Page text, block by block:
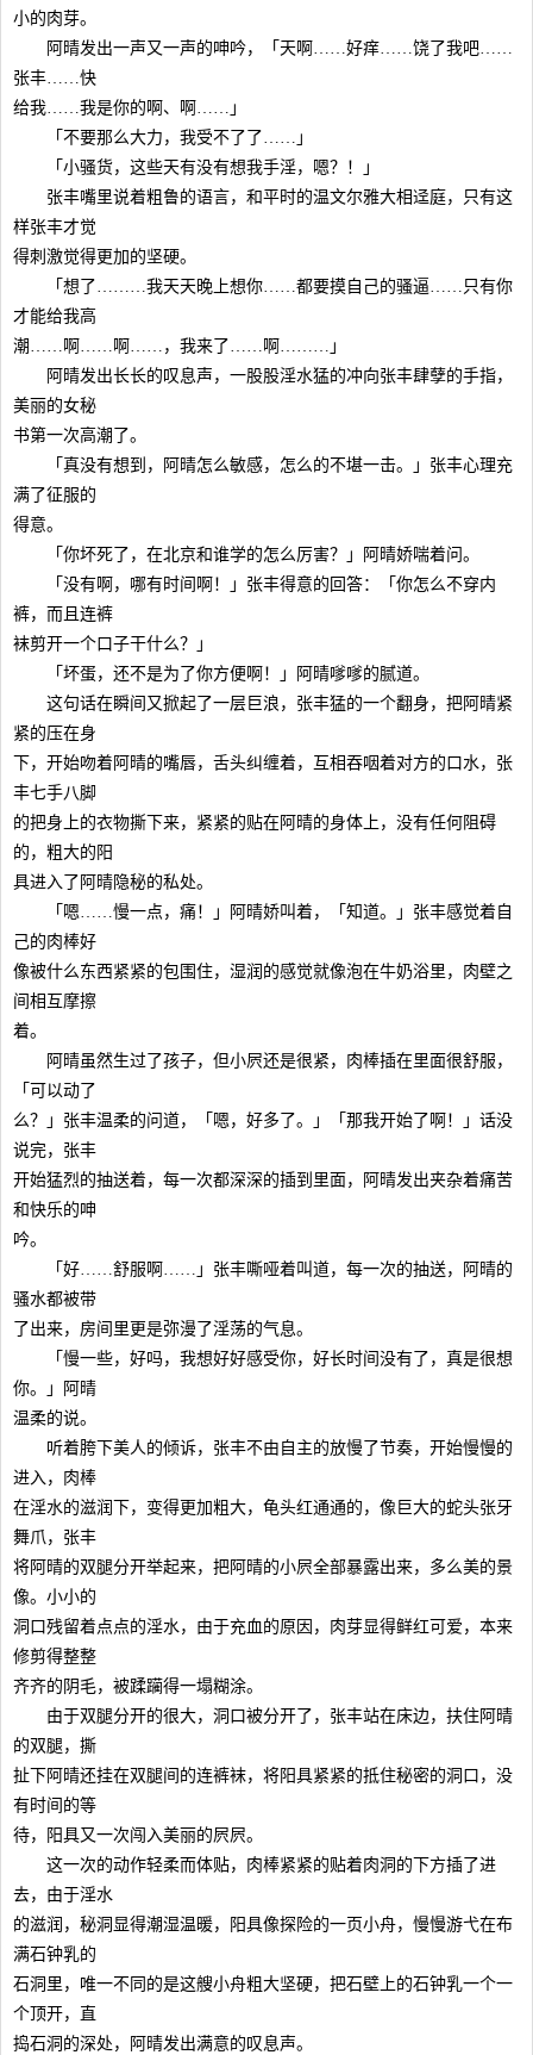
小的肉芽。
阿晴发出一声又一声的呻吟，「天啊……好痒……饶了我吧……
张丰……快
给我……我是你的啊、啊……」
「不要那么大力，我受不了了……」
「小骚货，这些天有没有想我手淫，嗯？！」
张丰嘴里说着粗鲁的语言，和平时的温文尔雅大相迳庭，只有这
样张丰才觉
得刺激觉得更加的坚硬。
「想了………我天天晚上想你……都要摸自己的骚逼……只有你
才能给我高
潮……啊……啊……，我来了……啊………」
阿晴发出长长的叹息声，一股股淫水猛的冲向张丰肆孽的手指，
美丽的女秘
书第一次高潮了。
「真没有想到，阿晴怎么敏感，怎么的不堪一击。」张丰心理充
满了征服的
得意。
「你坏死了，在北京和谁学的怎么厉害？」阿晴娇喘着问。
「没有啊，哪有时间啊！」张丰得意的回答：「你怎么不穿内
裤，而且连裤
袜剪开一个口子干什么？」
「坏蛋，还不是为了你方便啊！」阿晴嗲嗲的腻道。
这句话在瞬间又掀起了一层巨浪，张丰猛的一个翻身，把阿晴紧
紧的压在身
下，开始吻着阿晴的嘴唇，舌头纠缠着，互相吞咽着对方的口水，张
丰七手八脚
的把身上的衣物撕下来，紧紧的贴在阿晴的身体上，没有任何阻碍
的，粗大的阳
具进入了阿晴隐秘的私处。
「嗯……慢一点，痛！」阿晴娇叫着，「知道。」张丰感觉着自
己的肉棒好
像被什么东西紧紧的包围住，湿润的感觉就像泡在牛奶浴里，肉壁之
间相互摩擦
着。
阿晴虽然生过了孩子，但小屄还是很紧，肉棒插在里面很舒服，
「可以动了
么？」张丰温柔的问道，「嗯，好多了。」「那我开始了啊！」话没
说完，张丰
开始猛烈的抽送着，每一次都深深的插到里面，阿晴发出夹杂着痛苦
和快乐的呻
吟。
「好……舒服啊……」张丰嘶哑着叫道，每一次的抽送，阿晴的
骚水都被带
了出来，房间里更是弥漫了淫荡的气息。
「慢一些，好吗，我想好好感受你，好长时间没有了，真是很想
你。」阿晴
温柔的说。
听着胯下美人的倾诉，张丰不由自主的放慢了节奏，开始慢慢的
进入，肉棒
在淫水的滋润下，变得更加粗大，龟头红通通的，像巨大的蛇头张牙
舞爪，张丰
将阿晴的双腿分开举起来，把阿晴的小屄全部暴露出来，多么美的景
像。小小的
洞口残留着点点的淫水，由于充血的原因，肉芽显得鲜红可爱，本来
修剪得整整
齐齐的阴毛，被蹂躏得一塌糊涂。
由于双腿分开的很大，洞口被分开了，张丰站在床边，扶住阿晴
的双腿，撕
扯下阿晴还挂在双腿间的连裤袜，将阳具紧紧的抵住秘密的洞口，没
有时间的等
待，阳具又一次闯入美丽的屄屄。
这一次的动作轻柔而体贴，肉棒紧紧的贴着肉洞的下方插了进
去，由于淫水
的滋润，秘洞显得潮湿温暖，阳具像探险的一页小舟，慢慢游弋在布
满石钟乳的
石洞里，唯一不同的是这艘小舟粗大坚硬，把石壁上的石钟乳一个一
个顶开，直
捣石洞的深处，阿晴发出满意的叹息声。